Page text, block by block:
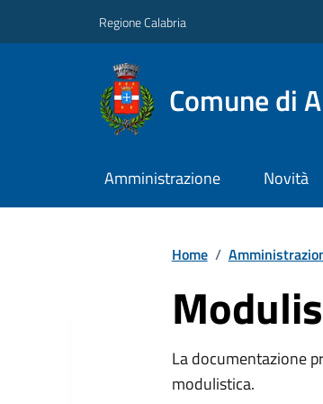
Regione Calabria
Comune di
Amministrazione Novità
Home /
La documentazione
modulistica.